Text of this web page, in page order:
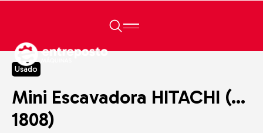
Mini Escavadora HITACHI (…1808)
Usado
Mini Escavadora HITACHI (…
1808)